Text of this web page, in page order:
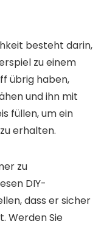
besteht darin,
zu einem
übrig haben,
und ihn mit
füllen, um ein
erhalten.
zu
DIY-
dass er sicher
Werden Sie